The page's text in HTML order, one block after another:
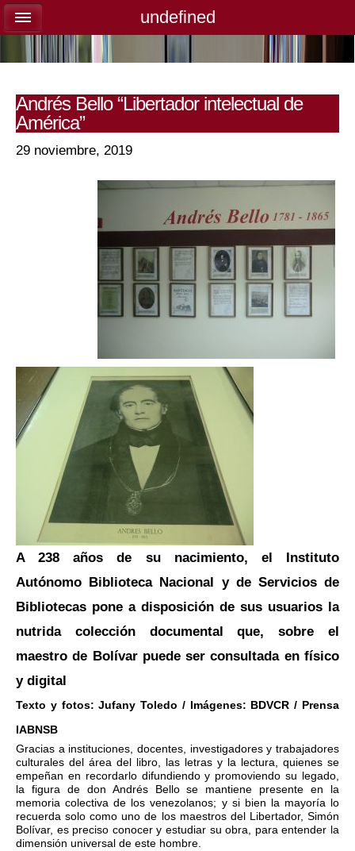
Andrés Bello “Libertador intelectual de
América”
29 noviembre, 2019
A 238 años de su nacimiento, el Instituto
Autónomo Biblioteca Nacional y de Servicios de
Bibliotecas pone a disposición de sus usuarios la
nutrida colección documental que, sobre el
maestro de Bolívar puede ser consultada en físico
y digital
Texto y fotos: Jufany Toledo / Imágenes: BDVCR / Prensa
IABNSB
Gracias a instituciones, docentes, investigadores y trabajadores
culturales del área del libro, las letras y la lectura, quienes se
empeñan en recordarlo difundiendo y promoviendo su legado,
la figura de don Andrés Bello se mantiene presente en la
memoria colectiva de los venezolanos; y si bien la mayoría lo
recuerda solo como uno de los maestros del Libertador, Simón
Bolívar, es preciso conocer y estudiar su obra, para entender la
dimensión universal de este hombre.
undefined
undefined